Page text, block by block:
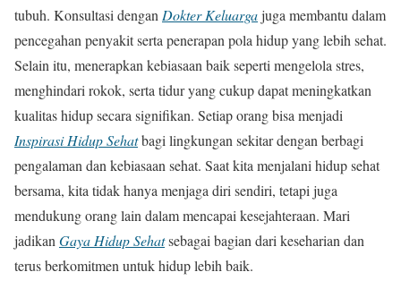
tubuh. Konsultasi dengan Dokter Keluargajuga membantu dalam
pencegahan penyakit serta penerapan pola hidup yang lebih sehat.
Selain itu, menerapkan kebiasaan baik seperti mengelola stres,
menghindari rokok, serta tidur yang cukup dapat meningkatkan
kualitas hidup secara signifikan. Setiap orang bisa menjadi
Inspirasi Hidup Sehatbagi lingkungan sekitar dengan berbagi
pengalaman dan kebiasaan sehat. Saat kita menjalani hidup sehat
bersama, kita tidak hanya menjaga diri sendiri, tetapi juga
mendukung orang lain dalam mencapai kesejahteraan. Mari
jadikan Gaya Hidup Sehatsebagai bagian dari keseharian dan
terus berkomitmen untuk hidup lebih baik.